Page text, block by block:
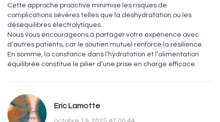
Cette approche proactive minimise les risques de
complications sévères telles que la déshydratation ou les
déséquilibres électrolytiques.
Nous vous encourageons à partager votre expérience avec
d’autres patients, car le soutien mutuel renforce la résilience.
En somme, la constance dans l’hydratation et l’alimentation
équilibrée constitue le pilier d’une prise en charge efficace.
Eric Lamotte